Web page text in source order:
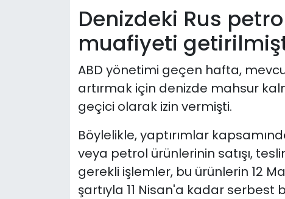
Denizdeki Rus
muafiyeti
ABD yönetimi geçen hafta,
artırmak için denizde mahsur
geçici olarak izin vermişti.
Böylelikle, yaptırımlar
veya petrol ürünlerinin satışı,
gerekli işlemler, bu ürünlerin 12
şartıyla 11 Nisan'a kadar serbest